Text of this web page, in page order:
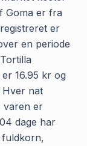
Goma er fra
er
en periode
16.95 kr og
Hver nat
varen er
dage har
fuldkorn,